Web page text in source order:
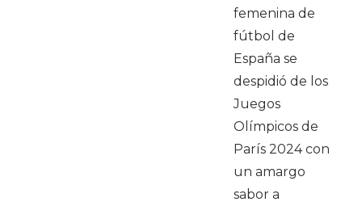
femenina de
fútbol de
España se
despidió de los
Juegos
Olímpicos de
París 2024 con
un amargo
sabor a